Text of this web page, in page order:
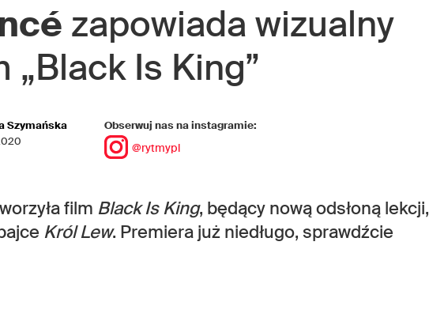
zapowiada wizualny
„Black Is King”
Szymańska
Obserwuj nas na instagramie:
@rytmypl
film Black Is King, będący nową odsłoną lekcji,
Król Lew. Premiera już niedługo, sprawdźcie